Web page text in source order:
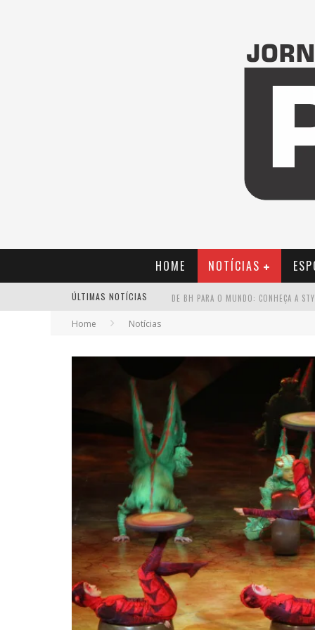
HOME NOTÍCIAS
ÚLTIMAS NOTÍCIAS
Home Notícias